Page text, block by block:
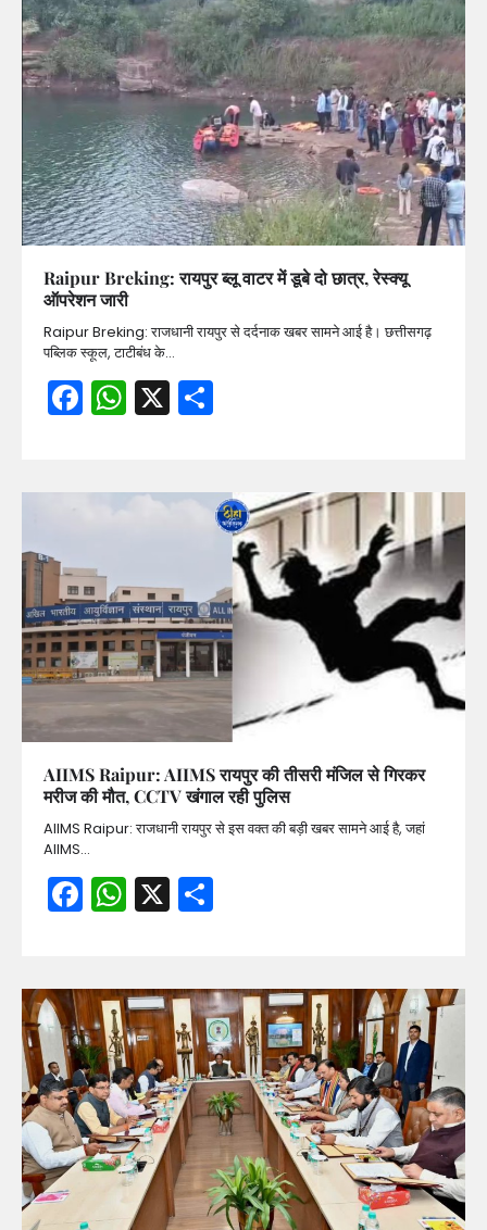
Raipur Breking: रायपुर ब्लू वाटर में डूबे दो छात्र, रेस्क्यू
ऑपरेशन जारी
Raipur Breking: राजधानी रायपुर से दर्दनाक खबर सामने आई है। छत्तीसगढ़
पब्लिक स्कूल, टाटीबंध के…
Facebook
WhatsApp
X
AIIMS Raipur: AIIMS रायपुर की तीसरी मंजिल से गिरकर
मरीज की मौत, CCTV खंगाल रही पुलिस
AIIMS Raipur: राजधानी रायपुर से इस वक्त की बड़ी खबर सामने आई है, जहां
AIIMS…
Facebook
WhatsApp
X